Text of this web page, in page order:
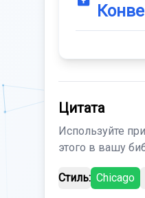
Цитата
Используйте
этого в вашу
Стиль: Chicago